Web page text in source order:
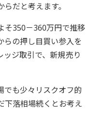
だと考えます。
そ350－360万円で推移
らの押し目買い参入を
ジ取引で、新規売り
でも少々リスクオフ的
下落相場続くとお考え